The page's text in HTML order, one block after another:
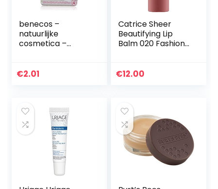
benecos –
natuurlijke
cosmetica –
veganistisch
€2.01
Catrice Sheer
Beautifying Lip
Balm 020 Fashion
€12.00